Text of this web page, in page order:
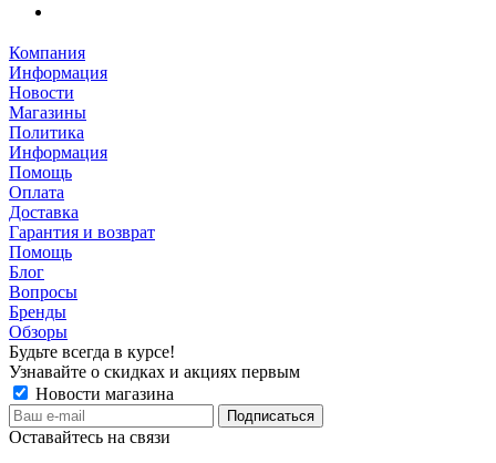
Компания
Информация
Новости
Магазины
Политика
Информация
Помощь
Оплата
Доставка
Гарантия и возврат
Помощь
Блог
Вопросы
Бренды
Обзоры
Будьте всегда в курсе!
Узнавайте о скидках и акциях первым
Новости магазина
Оставайтесь на связи